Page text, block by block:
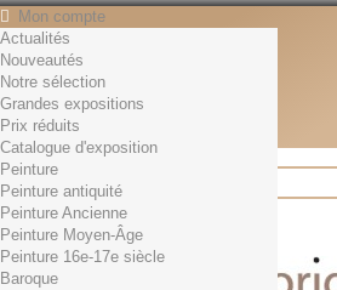
Mon compte
Contact
Français
English
Français
Actualités
Rechercher
Actualités
Nouveautés
Notre sélection
Grandes expositions
Prix réduits
Catalogue d'exposition
Peinture
Peinture antiquité
Peinture Ancienne
Peinture Moyen-Âge
Peinture 16e-17e siècle
Baroque